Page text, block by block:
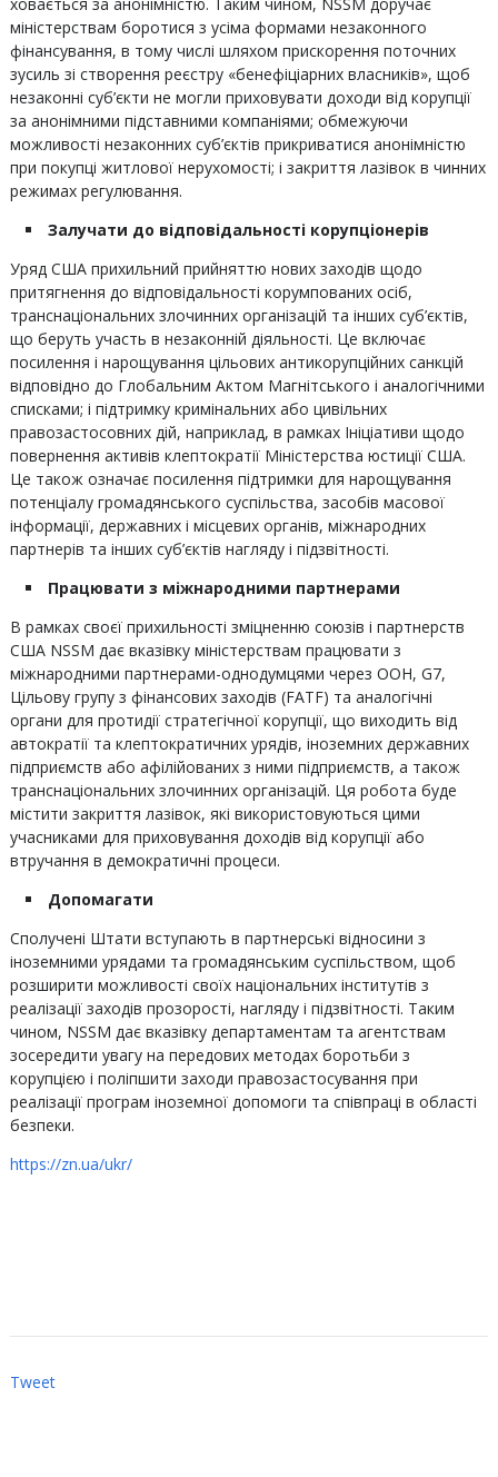
міністерствам боротися з усіма формами незаконного
фінансування, в тому числі шляхом прискорення поточних
зусиль зі створення реєстру «бенефіціарних власників», щоб
незаконні суб’єкти не могли приховувати доходи від корупції
за анонімними підставними компаніями; обмежуючи
можливості незаконних суб’єктів прикриватися анонімністю
при покупці житлової нерухомості; і закриття лазівок в чинних
режимах регулювання.
Залучати до відповідальності корупціонерів
Уряд США прихильний прийняттю нових заходів щодо
притягнення до відповідальності корумпованих осіб,
транснаціональних злочинних організацій та інших суб’єктів,
що беруть участь в незаконній діяльності. Це включає
посилення і нарощування цільових антикорупційних санкцій
відповідно до Глобальним Актом Магнітського і аналогічними
списками; і підтримку кримінальних або цивільних
правозастосовних дій, наприклад, в рамках Ініціативи щодо
повернення активів клептократії Міністерства юстиції США.
Це також означає посилення підтримки для нарощування
потенціалу громадянського суспільства, засобів масової
інформації, державних і місцевих органів, міжнародних
партнерів та інших суб’єктів нагляду і підзвітності.
Працювати з міжнародними партнерами
В рамках своєї прихильності зміцненню союзів і партнерств
США NSSM дає вказівку міністерствам працювати з
міжнародними партнерами-однодумцями через ООН, G7,
Цільову групу з фінансових заходів (FATF) та аналогічні
органи для протидії стратегічної корупції, що виходить від
автократії та клептократичних урядів, іноземних державних
підприємств або афілійованих з ними підприємств, а також
транснаціональних злочинних організацій. Ця робота буде
містити закриття лазівок, які використовуються цими
учасниками для приховування доходів від корупції або
втручання в демократичні процеси.
Допомагати
Сполучені Штати вступають в партнерські відносини з
іноземними урядами та громадянським суспільством, щоб
розширити можливості своїх національних інститутів з
реалізації заходів прозорості, нагляду і підзвітності. Таким
чином, NSSM дає вказівку департаментам та агентствам
зосередити увагу на передових методах боротьби з
корупцією і поліпшити заходи правозастосування при
реалізації програм іноземної допомоги та співпраці в області
безпеки.
https://zn.ua/ukr/
Tweet